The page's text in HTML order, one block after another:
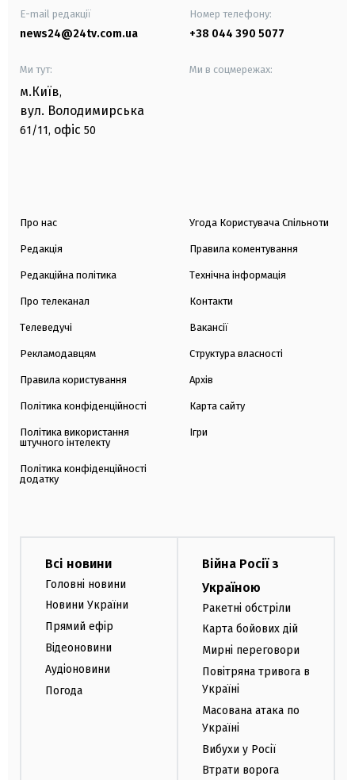
E-mail редакції
news24@24tv.com.ua
Номер телефону:
+38 044 390 5077
Ми тут:
м.Київ,
вул. Володимирська
61/11, офіс 50
Ми в соцмережах:
Про нас
Редакція
Редакційна політика
Про телеканал
Телеведучі
Рекламодавцям
Правила користування
Політика конфіденційності
Політика використання
штучного інтелекту
Політика конфіденційності
додатку
Угода Користувача Спільноти
Правила коментування
Технічна інформація
Контакти
Вакансії
Структура власності
Архів
Карта сайту
Ігри
Всі новини
Головні новини
Новини України
Прямий ефір
Відеоновини
Аудіоновини
Погода
Війна Росії з
Україною
Ракетні обстріли
Карта бойових дій
Мирні переговори
Повітряна тривога в
Україні
Масована атака по
Україні
Вибухи у Росії
Втрати ворога